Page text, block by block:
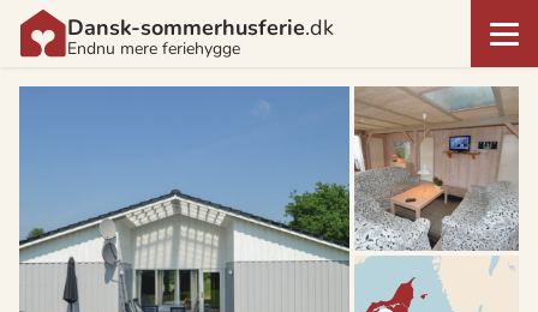
Dansk-sommerhusferie.dk
Endnu mere feriehygge